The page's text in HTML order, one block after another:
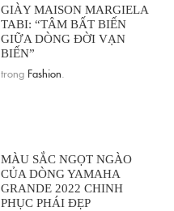
GIÀY MAISON MARGIELA
TABI: “TÂM BẤT BIẾN
GIỮA DÒNG ĐỜI VẠN
BIẾN”
trong Fashion
MÀU SẮC NGỌT NGÀO
CỦA DÒNG YAMAHA
GRANDE 2022 CHINH
PHỤC PHÁI ĐẸP